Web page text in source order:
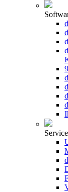
Service